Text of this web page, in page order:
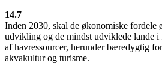
14.7
Inden 2030, skal de økonomiske fordele
udvikling og de mindst udviklede lande
af havressourcer, herunder bæredygtig
akvakultur og turisme.